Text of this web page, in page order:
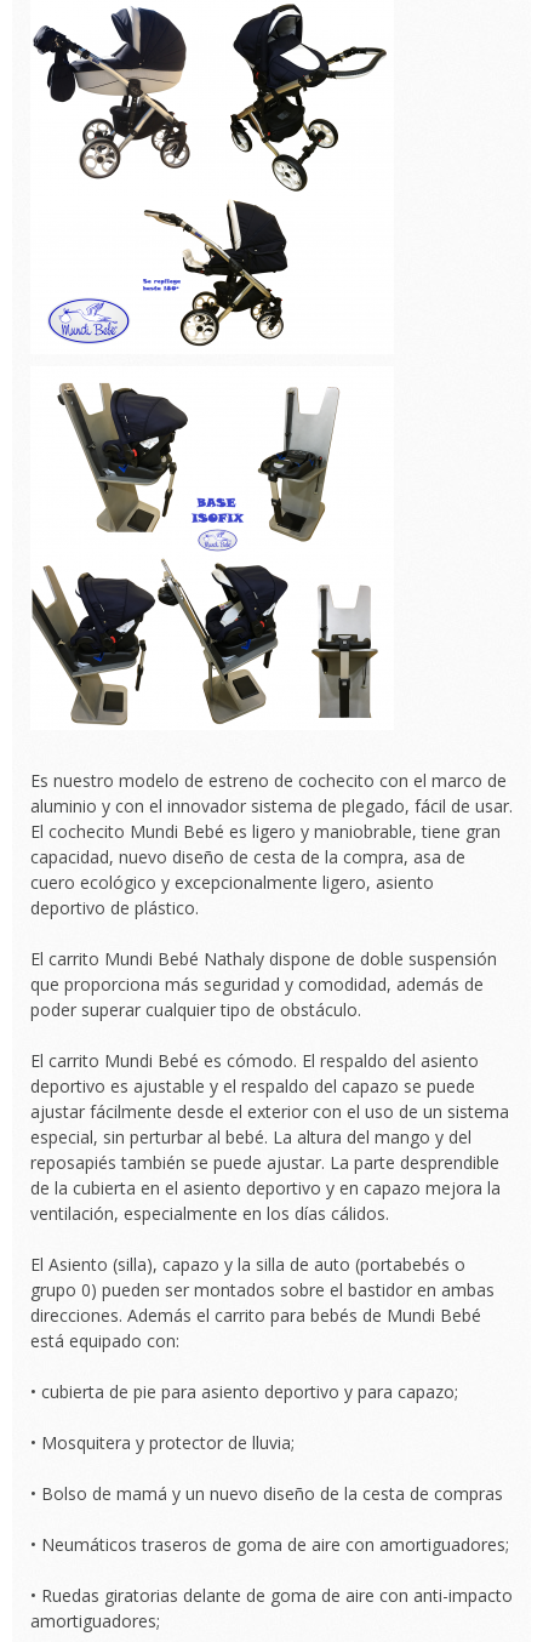
Es nuestro modelo de estreno de cochecito con el marco de
aluminio y con el innovador sistema de plegado, fácil de usar.
El cochecito Mundi Bebé es ligero y maniobrable, tiene gran
capacidad, nuevo diseño de cesta de la compra, asa de
cuero ecológico y excepcionalmente ligero, asiento
deportivo de plástico.
El carrito Mundi Bebé Nathaly dispone de doble suspensión
que proporciona más seguridad y comodidad, además de
poder superar cualquier tipo de obstáculo.
El carrito Mundi Bebé es cómodo. El respaldo del asiento
deportivo es ajustable y el respaldo del capazo se puede
ajustar fácilmente desde el exterior con el uso de un sistema
especial, sin perturbar al bebé. La altura del mango y del
reposapiés también se puede ajustar. La parte desprendible
de la cubierta en el asiento deportivo y en capazo mejora la
ventilación, especialmente en los días cálidos.
El Asiento (silla), capazo y la silla de auto (portabebés o
grupo 0) pueden ser montados sobre el bastidor en ambas
direcciones. Además el carrito para bebés de Mundi Bebé
está equipado con:
• cubierta de pie para asiento deportivo y para capazo;
• Mosquitera y protector de lluvia;
• Bolso de mamá y un nuevo diseño de la cesta de compras
• Neumáticos traseros de goma de aire con amortiguadores;
• Ruedas giratorias delante de goma de aire con anti-impacto
amortiguadores;